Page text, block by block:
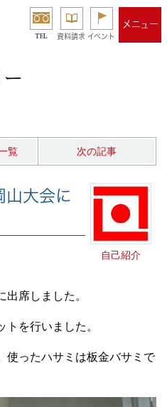
TEL 資料請求 イベント
メニュー
覧 次の記事
山大会に
自己紹介
席しました。
を行いました。
使ったハサミは板金バサミで